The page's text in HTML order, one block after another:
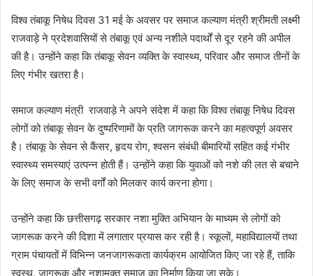
विश्व तंबाकू निषेध दिवस 31 मई के अवसर पर समाज कल्याण मंत्री श्रीमती लक्ष्मी
राजवाड़े ने प्रदेशवासियों से तंबाकू एवं अन्य नशीले पदार्थों से दूर रहने की अपील
की है। उन्होंने कहा कि तंबाकू सेवन व्यक्ति के स्वास्थ्य, परिवार और समाज तीनों के
लिए गंभीर खतरा है।
समाज कल्याण मंत्री राजवाड़े ने अपने संदेश में कहा कि विश्व तंबाकू निषेध दिवस
लोगों को तंबाकू सेवन के दुष्परिणामों के प्रति जागरूक करने का महत्वपूर्ण अवसर
है। तंबाकू के सेवन से कैंसर, हृदय रोग, श्वसन संबंधी बीमारियों सहित कई गंभीर
स्वास्थ्य समस्याएं उत्पन्न होती हैं। उन्होंने कहा कि युवाओं को नशे की लत से बचाने
के लिए समाज के सभी वर्गों को मिलकर कार्य करना होगा।
उन्होंने कहा कि छत्तीसगढ़ सरकार नशा मुक्ति अभियान के माध्यम से लोगों को
जागरूक करने की दिशा में लगातार प्रयास कर रही है। स्कूलों, महाविद्यालयों तथा
ग्राम पंचायतों में विभिन्न जनजागरूकता कार्यक्रम आयोजित किए जा रहे हैं, ताकि
स्वस्थ, जागरूक और नशामुक्त समाज का निर्माण किया जा सके।